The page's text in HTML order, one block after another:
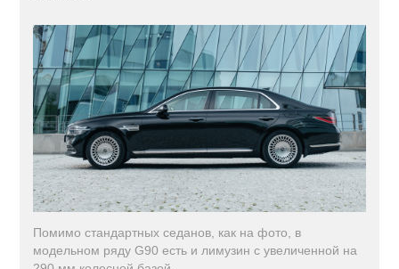
Помимо стандартных седанов, как на фото, в
модельном ряду G90 есть и лимузин с увеличенной на